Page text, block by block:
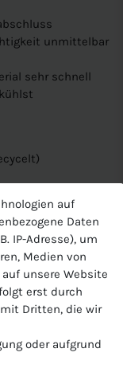
unmittelbar
sehr schnell
, Deutschland,
auf
Daten
IP-Adresse), um
Medien von
unsere Website
erst durch
Dritten, die wir
oder aufgrund